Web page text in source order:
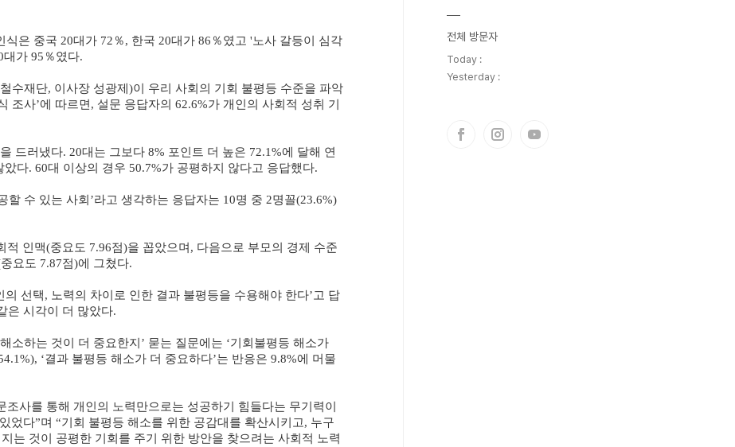
은 중국 20대가 72％, 한국 20대가 86％였고 '노사 갈등이 심각
가 95％였다.
수재단, 이사장 성광제)이 우리 사회의 기회 불평등 수준을 파악
조사’에 따르면, 설문 응답자의 62.6%가 개인의 사회적 성취 기
드러냈다. 20대는 그보다 8% 포인트 더 높은 72.1%에 달해 연
다. 60대 이상의 경우 50.7%가 공평하지 않다고 응답했다.
할 수 있는 사회’라고 생각하는 응답자는 10명 중 2명꼴(23.6%)
적 인맥(중요도 7.96점)을 꼽았으며, 다음으로 부모의 경제 수준
요도 7.87점)에 그쳤다.
선택, 노력의 차이로 인한 결과 불평등을 수용해야 한다’고 답
은 시각이 더 많았다.
소하는 것이 더 중요한지’ 묻는 질문에는 ‘기회불평등 해소가
‘결과 불평등 해소가 더 중요하다’는 반응은 9.8%에 머물
사를 통해 개인의 노력만으로는 성공하기 힘들다는 무기력이
었다”며 “기회 불평등 해소를 위한 공감대를 확산시키고, 누구
는 것이 공평한 기회를 주기 위한 방안을 찾으려는 사회적 노력
전체 방문자
Today :
Yesterday :